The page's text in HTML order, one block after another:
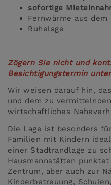
sofortige
Fernwärme aus dem
Ruhelage
Zögern Sie nicht und
Besichtigungstermin
Wir weisen darauf hin,
und dem zu
wirtschaftliches
Die Lage ist besonders
Familien mit Kindern
einer Stadtrandlage zu
Hausmannstätten
Zentrum, aber auch zur
Kinderbetreuung,